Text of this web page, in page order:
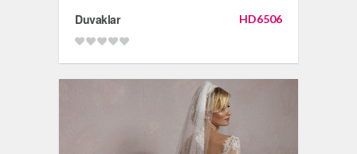
HD6506
Duvaklar